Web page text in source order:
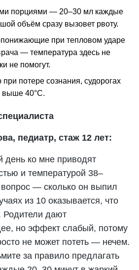
порциями — 20–30 мл каждые
объём сразу вызовет рвоту.
при тепловом ударе
— температура здесь не
не помогут.
потере сознания, судорогах
выше 40°С.
педиатр, стаж 12 лет:
день ко мне приводят
и температурой 38–
— сколько он выпил
из 10 оказывается, что
дают
но эффект слабый, потому
не может потеть — нечем.
за правило предлагать